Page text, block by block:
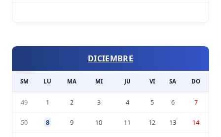
DICIEMBRE
SM LU MA MI JU VI SA DO
49 1 2 3 4 5 6 7
50 8 9 10 11 12 13 14